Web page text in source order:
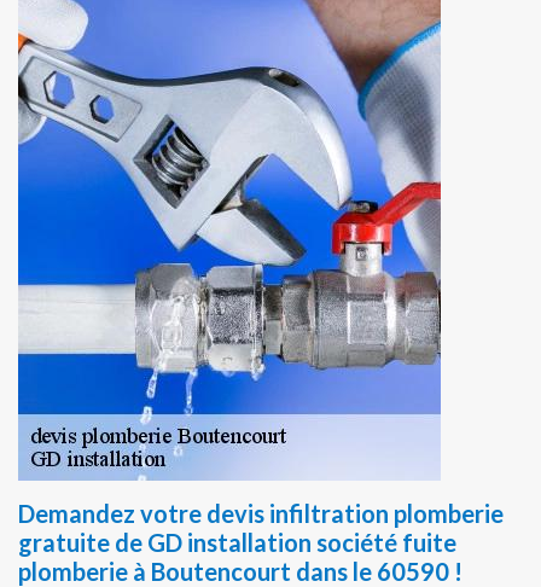
Demandez votre devis infiltration plomberie
gratuite de GD installation société fuite
plomberie à Boutencourt dans le 60590 !